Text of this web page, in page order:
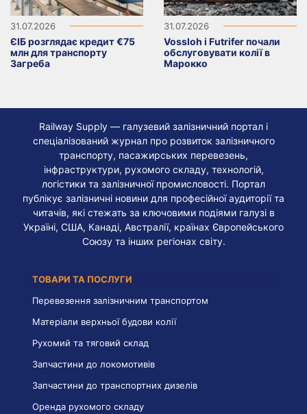
31.07.2026
ЄІБ розглядає кредит €75
млн для транспорту
Загреба
31.07.2026
Vossloh і Futrifer почали
обслуговувати колії в
Марокко
Railway Supply — галузевий залізничний портал і
спеціалізований журнал про розвиток залізничного
транспорту, пасажирських перевезень,
інфраструктури, рухомого складу, технологій,
логістики та залізничної промисловості. Портал
публікує залізничні новини для професійної аудиторії та
читачів, які стежать за ключовими подіями галузі в
Україні, США, Канаді, Австралії, країнах Європейського
Союзу та інших регіонах світу.
ТОВАРИ ТА ПОСЛУГИ
Перевезення залізничним транспортом
Матеріали верхньої будови колії
Рухомий та тяговий склад
Запчастини до локомотивів
Запчастини до транспортних дизелів
Оренда рухомого складу